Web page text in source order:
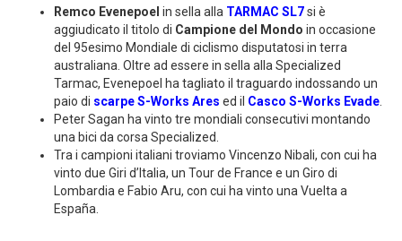
Remco Evenepoel in sella alla TARMAC SL7si è
aggiudicato il titolo di Campione del Mondo in occasione
del 95esimo Mondiale di ciclismo disputatosi in terra
australiana. Oltre ad essere in sella alla Specialized
Tarmac, Evenepoel ha tagliato il traguardo indossando un
paio di scarpe S-Works Ares ed il Casco S-Works Evade.
Peter Sagan ha vinto tre mondiali consecutivi montando
una bici da corsa Specialized.
Tra i campioni italiani troviamo Vincenzo Nibali, con cui ha
vinto due Giri d’Italia, un Tour de France e un Giro di
Lombardia e Fabio Aru, con cui ha vinto una Vuelta a
España.